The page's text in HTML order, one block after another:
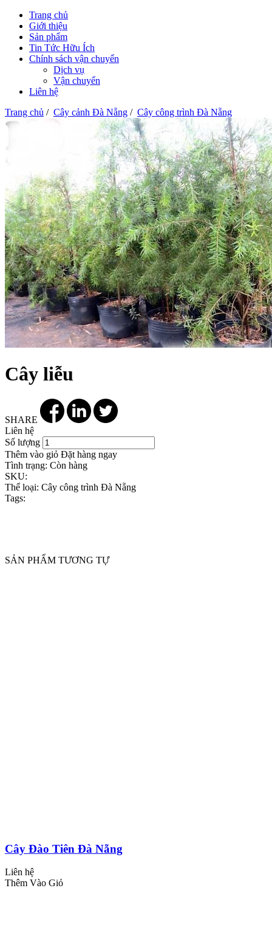
Trang chủ
Giới thiệu
Sản phẩm
Tin Tức Hữu Ích
Chính sách vận chuyển
Dịch vụ
Vận chuyển
Liên hệ
Trang chủ / Cây cảnh Đà Nẵng / Cây công trình Đà Nẵng
Cây liễu
SHARE
Liên hệ
Số lượng
Thêm vào giỏ Đặt hàng ngay
Tình trạng: Còn hàng
SKU:
Thể loại: Cây công trình Đà Nẵng
Tags:
SẢN PHẨM TƯƠNG TỰ
Cây Đào Tiên Đà Nẵng
Liên hệ
Thêm Vào Giỏ